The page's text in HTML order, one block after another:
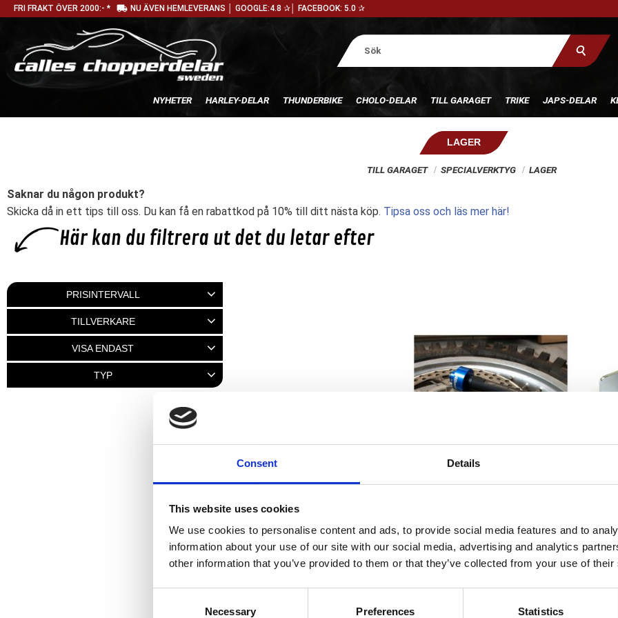
Consent Details
This website uses cookies
We use cookies to personalise content and ads, to provide social media features and to
information about your use of our site with our social media, advertising and analytics
other information that you’ve provided to them or that they’ve collected from your use of
Necessary Preferences Statistics
FRI FRAKT ÖVER 2000:- * local_shipping NU ÄVEN HEMLEVERANS │ GOOGLE:4.8 ✰│ FACEBOOK: 5.0 ✰
NYHETER HARLEY-DELAR THUNDERBIKE CHOLO-DELAR TILL GARAGET TRIKE JAPS-DELAR
LAGER
TILL GARAGET SPECIALVERKTYG LAGER
Saknar du någon produkt?
Skicka då in ett tips till oss. Du kan få en rabattkod på 10% till ditt nästa köp. Tipsa oss och läs mer här!
PRISINTERVALL
175 1 485
TILLVERKARE
VISA ENDAST
TYP
Motion Pro, bearing driver kit
1 485KR
Lägg till i favoriter